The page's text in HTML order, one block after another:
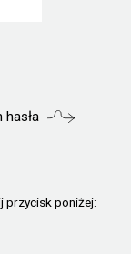
hasła
przycisk poniżej: